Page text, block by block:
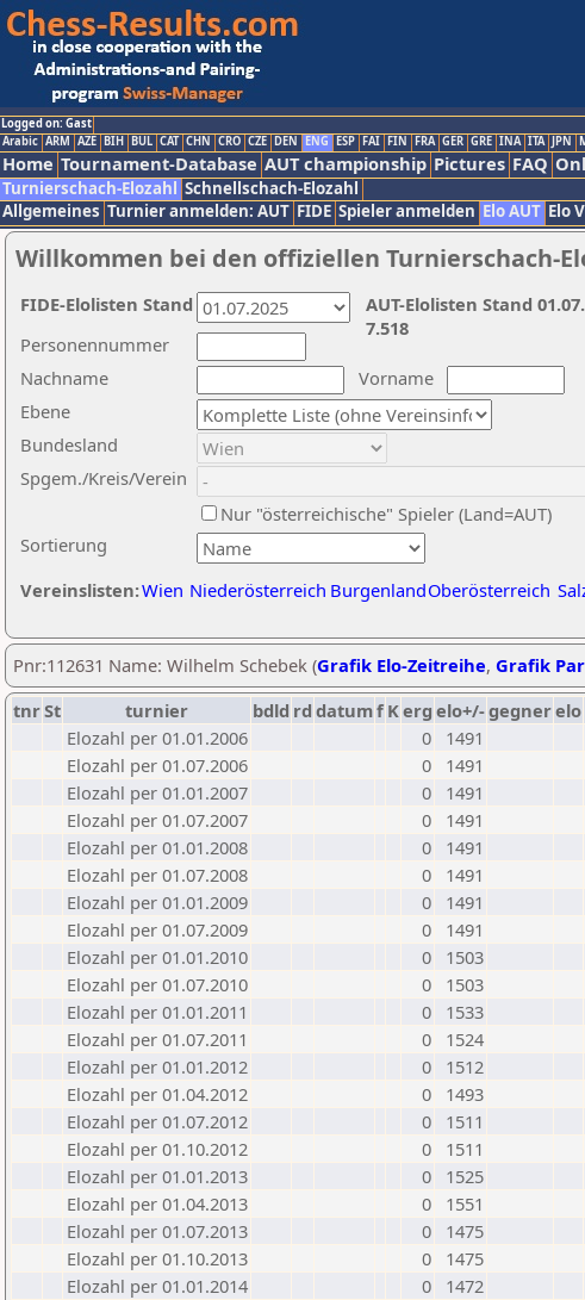
Logged on: Gast
Arabic ARM AZE BIH BUL CAT CHN CRO CZE DEN ENG ESP FAI FIN FRA GER GRE INA ITA JPN
Home Tournament-Database AUT championship Pictures FAQ
Turnierschach-Elozahl Schnellschach-Elozahl
Allgemeines Turnier anmelden: AUT FIDE Spieler anmelden Elo AUT Elo
Willkommen bei den offiziellen Turnierschach-
Nachname
Vorname
Ebene
Sortierung
Personennummer
Bundesland
Spgem./Kreis/Verein
Nur "österreichische" Spieler (Land=AUT)
Vereinslisten:Wien Niederösterreich BurgenlandOberösterreich
AUT-Elolisten Stand
7.518
FIDE-Elolisten Stand
Pnr:112631 Name: Wilhelm Schebek (Grafik Elo-Zeitreihe, Grafik
tnrSt turnier bdld rd datumf Kerg elo+/-gegnerelo
Elozahl per 01.01.2006
0
1491
Elozahl per 01.07.2006
0
1491
Elozahl per 01.01.2007
0
1491
Elozahl per 01.07.2007
0
1491
Elozahl per 01.01.2008
0
1491
Elozahl per 01.07.2008
0
1491
Elozahl per 01.01.2009
0
1491
Elozahl per 01.07.2009
0
1491
Elozahl per 01.01.2010
0
1503
Elozahl per 01.07.2010
0
1503
Elozahl per 01.01.2011
0
1533
Elozahl per 01.07.2011
0
1524
Elozahl per 01.01.2012
0
1512
Elozahl per 01.04.2012
0
1493
Elozahl per 01.07.2012
0
1511
Elozahl per 01.10.2012
0
1511
Elozahl per 01.01.2013
0
1525
Elozahl per 01.04.2013
0
1551
Elozahl per 01.07.2013
0
1475
Elozahl per 01.10.2013
0
1475
Elozahl per 01.01.2014
0
1472